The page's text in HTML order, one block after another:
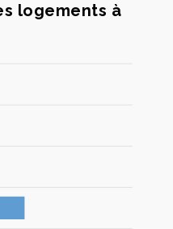
logements à